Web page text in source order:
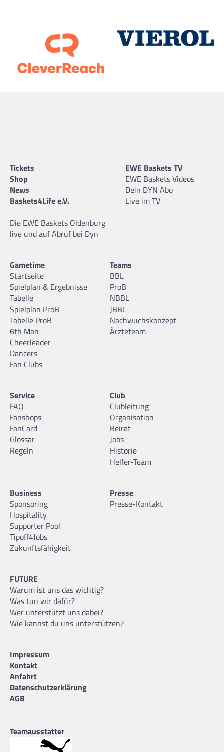
Tickets
Shop
News
Baskets4Life e.V.
Die EWE Baskets Oldenburg
live und auf Abruf bei Dyn
EWE Baskets TV
EWE Baskets Videos
Dein DYN Abo
Live im TV
Gametime
Startseite
Spielplan & Ergebnisse
Tabelle
Spielplan ProB
Tabelle ProB
6th Man
Cheerleader
Dancers
Fan Clubs
Teams
BBL
ProB
NBBL
JBBL
Nachwuchskonzept
Ärzteteam
Service
FAQ
Fanshops
FanCard
Glossar
Regeln
Club
Clubleitung
Organisation
Beirat
Jobs
Historie
Helfer-Team
Business
Sponsoring
Hospitality
Supporter Pool
Tipoff4Jobs
Zukunftsfähigkeit
Presse
Presse-Kontakt
FUTURE
Warum ist uns das wichtig?
Was tun wir dafür?
Wer unterstützt uns dabei?
Wie kannst du uns unterstützen?
Impressum
Kontakt
Anfahrt
Datenschutzerklärung
AGB
Teamausstatter